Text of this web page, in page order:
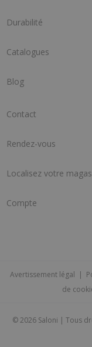
Durabilité
Catalogues
Blog
Contact
Rendez-vous
Localisez votre
Compte
Avertissement légal |
de
©2026 Saloni | Tous